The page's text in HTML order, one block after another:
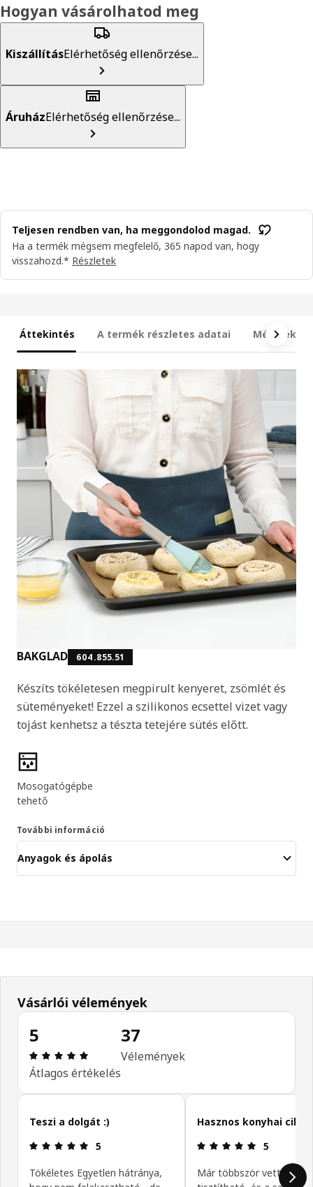
Hogyan vásárolhatod meg
KiszállításElérhetőség ellenőrzése...
ÁruházElérhetőség ellenőrzése...
Teljesen rendben van, ha meggondolod magad.
Ha a termék mégsem megfelelő, 365 napod van, hogy
visszahozd.* Részletek
Áttekintés A termék részletes adatai Méretek
BAKGLAD 604.855.51
Készíts tökéletesen megpirult kenyeret, zsömlét és
süteményeket! Ezzel a szilikonos ecsettel vizet vagy
tojást kenhetsz a tészta tetejére sütés előtt.
Termékjellemzők
Mosogatógépbe
tehető
További információ
Anyagok és ápolás
Vásárlói vélemények
5
Értékelés: 5 / 5 csillagok. Összes vélemény: 37
Átlagos értékelés
37
Vélemények
Vásárlói vélemények kihagyása
Teszi a dolgát :)
Értékelés: 5 / 5 csillagok.
5
Tökéletes Egyetlen hátránya,
Hasznos konyhai cikk
Értékelés:
5
Már többször vettem,